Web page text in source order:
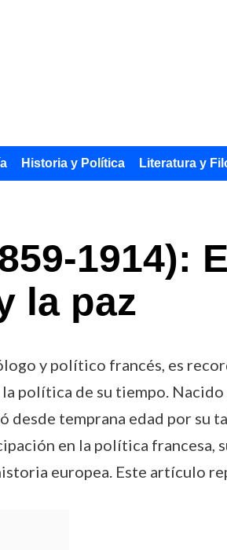
Historia y Política Literatura y
1914):
la paz
y político francés, es
política de su tiempo.
desde temprana edad por
en la política francesa,
europea. Este artículo